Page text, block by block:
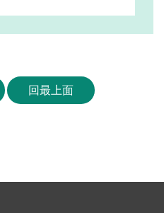
回最上面